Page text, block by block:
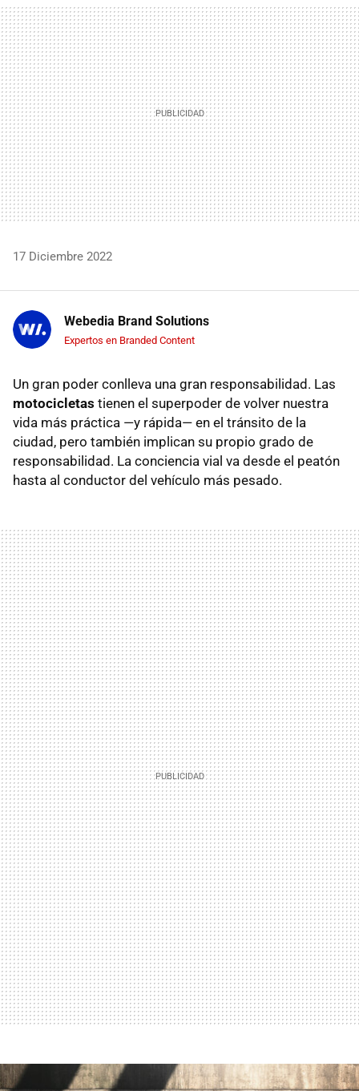
MAIL
17 Diciembre 2022
Webedia Brand Solutions
Expertos en Branded Content
Un gran poder conlleva una gran responsabilidad. Las
motocicletas tienen el superpoder de volver nuestra
vida más práctica —y rápida— en el tránsito de la
ciudad, pero también implican su propio grado de
responsabilidad. La conciencia vial va desde el peatón
hasta al conductor del vehículo más pesado.